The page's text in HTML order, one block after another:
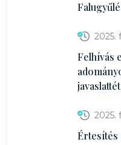
2025.
Felhívás
2025.
Értesítés